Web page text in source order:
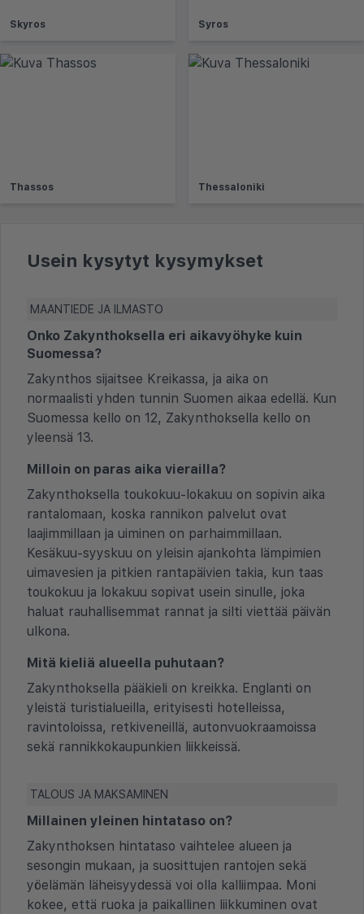
Skyros Syros
Thassos Thessaloniki
Usein kysytyt kysymykset
MAANTIEDE JA ILMASTO
Onko Zakynthoksella eri aikavyöhyke kuin
Suomessa?
Zakynthos sijaitsee Kreikassa, ja aika on
normaalisti yhden tunnin Suomen aikaa edellä. Kun
Suomessa kello on 12, Zakynthoksella kello on
yleensä 13.
Milloin on paras aika vierailla?
Zakynthoksella toukokuu-lokakuu on sopivin aika
rantalomaan, koska rannikon palvelut ovat
laajimmillaan ja uiminen on parhaimmillaan.
Kesäkuu-syyskuu on yleisin ajankohta lämpimien
uimavesien ja pitkien rantapäivien takia, kun taas
toukokuu ja lokakuu sopivat usein sinulle, joka
haluat rauhallisemmat rannat ja silti viettää päivän
ulkona.
Mitä kieliä alueella puhutaan?
Zakynthoksella pääkieli on kreikka. Englanti on
yleistä turistialueilla, erityisesti hotelleissa,
ravintoloissa, retkiveneillä, autonvuokraamoissa
sekä rannikkokaupunkien liikkeissä.
TALOUS JA MAKSAMINEN
Millainen yleinen hintataso on?
Zakynthoksen hintataso vaihtelee alueen ja
sesongin mukaan, ja suosittujen rantojen sekä
yöelämän läheisyydessä voi olla kalliimpaa. Moni
kokee, että ruoka ja paikallinen liikkuminen ovat